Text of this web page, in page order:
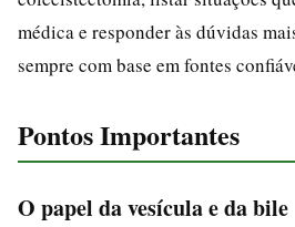
médica e responder às dúvidas
sempre com base em fontes
Pontos Importantes
O papel da vesícula e da bile